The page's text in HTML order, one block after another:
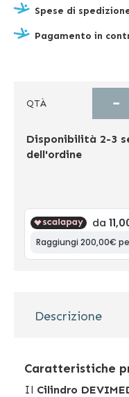
Spese di
Pagamento in
QTÀ −
Disponibilità 2-3
dell'ordine
Descrizione
Caratteristiche
Il Cilindro